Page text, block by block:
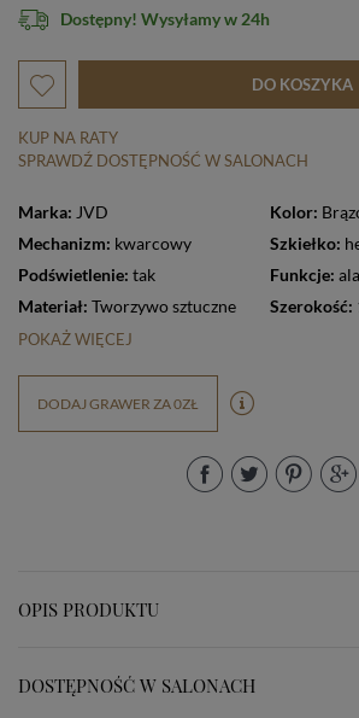
Dostępny! Wysyłamy w 24h
DO KOSZYKA
KUP NA RATY
SPRAWDŹ DOSTĘPNOŚĆ W SALONACH
Marka: JVD Kolor:
Mechanizm: kwarcowy Szkiełko:
Podświetlenie: tak Funkcje:
Materiał: Tworzywo sztuczne Szerokość:
POKAŻ WIĘCEJ
DODAJ GRAWER ZA 0ZŁ
OPIS PRODUKTU
DOSTĘPNOŚĆ W SALONACH